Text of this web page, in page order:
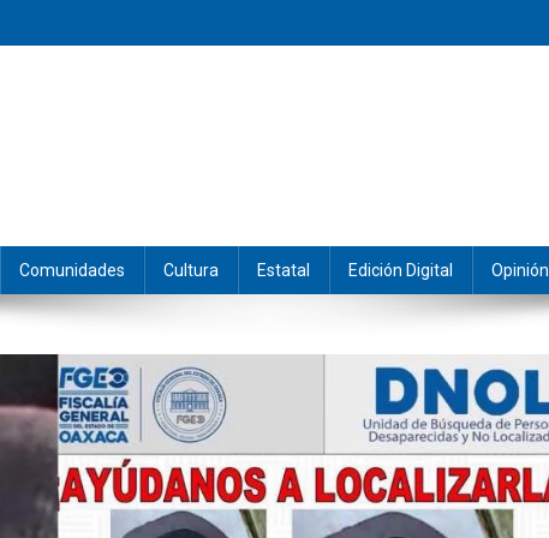
Comunidades Cultura Estatal Edición Digital Opinión